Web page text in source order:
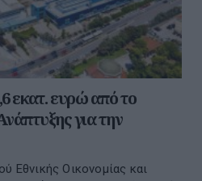
εκατ. ευρώ από το
για την
Εθνικής Οικονομίας και